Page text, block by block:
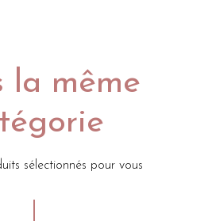
la même
sélectionnés pour vous